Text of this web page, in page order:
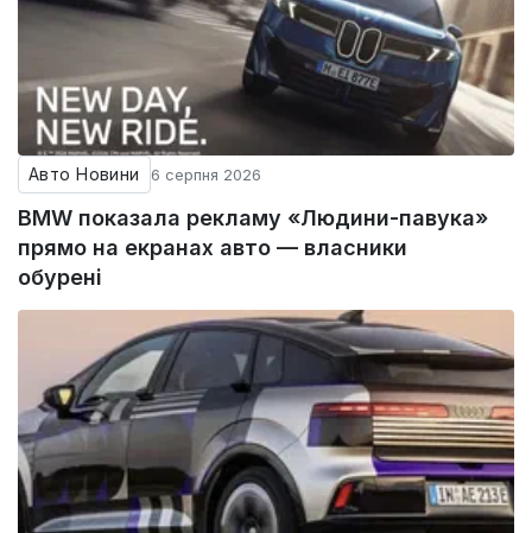
Авто Новини 6 серпня 2026
BMW показала рекламу «Людини-павука»
прямо на екранах авто — власники
обурені